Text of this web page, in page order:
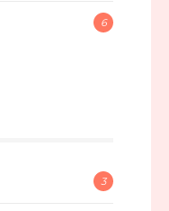
6
3